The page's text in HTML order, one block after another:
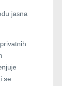
jasna
se